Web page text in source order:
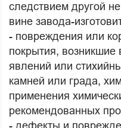
следствием другой
вине завода-
- повреждения или
покрытия,
явлений или
камней или града,
применения
рекомендованных